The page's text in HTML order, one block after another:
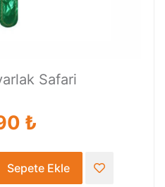
Safari
₺
Sepete Ekle